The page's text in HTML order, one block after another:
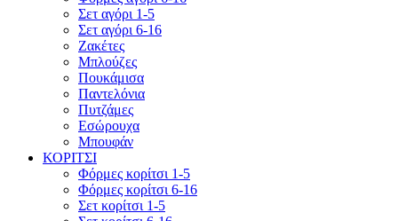
Σετ αγόρι 1-5
Σετ αγόρι 6-16
Ζακέτες
Μπλούζες
Πουκάμισα
Παντελόνια
Πυτζάμες
Εσώρουχα
Μπουφάν
ΚΟΡΙΤΣΙ
Φόρμες κορίτσι 1-5
Φόρμες κορίτσι 6-16
Σετ κορίτσι 1-5